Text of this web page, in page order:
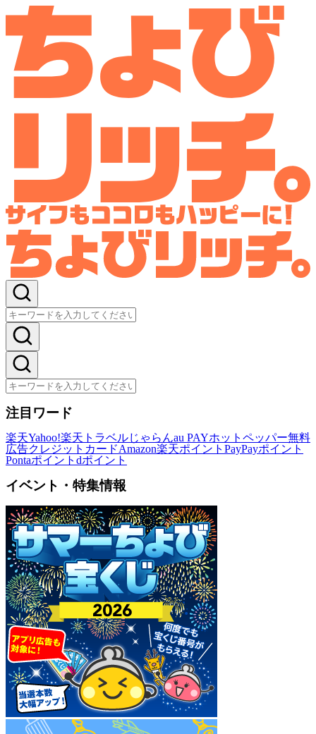
注目ワード
楽天Yahoo!楽天トラベルじゃらんau PAYホットペッパー無料
広告クレジットカードAmazon楽天ポイント PayPayポイント
Pontaポイント dポイント
イベント・特集情報